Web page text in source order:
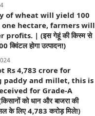
of wheat will yield 100
hectare, farmers will
| (इस गेहूं की किस्म से
क्विंटल होगा उत्पादन!)
Rs 4,783 crore for
paddy and millet, this is
for Grade-A
को धान और बाजरा की
के लिए 4,783 करोड़ मिले!)